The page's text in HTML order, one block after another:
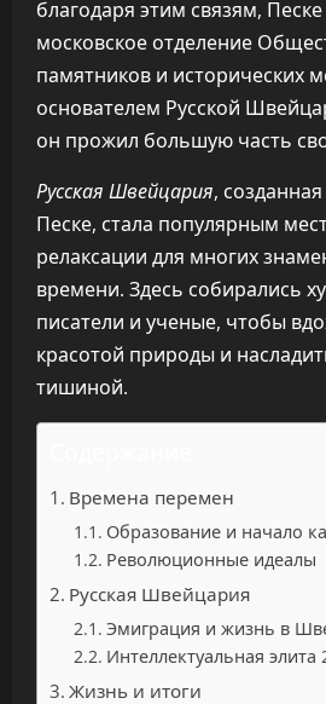
благодаря этим связям,
московское отделение
памятников и исторических
основателем Русской
он прожил большую часть
Русская Швейцария,
Песке, стала популярным
релаксации для многих
времени. Здесь собирались
писатели и ученые, чтобы
красотой природы и
тишиной.
Времена перемен
Образование и начало
Революционные идеалы
Русская Швейцария
Эмиграция и жизнь в
Интеллектуальная элита
Жизнь и итоги